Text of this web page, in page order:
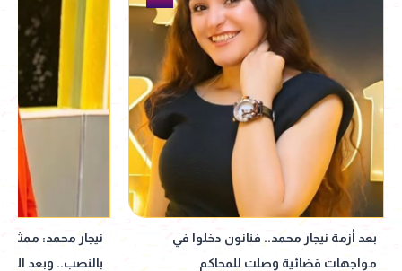
نيجار محمد: ممثل عرفني على المتهم
بالنصب.. وبعد الأزمة انسحب| خاص
نبيلة عبيد تعود
إذاعي جديد مأخوذ